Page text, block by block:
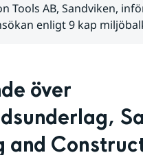
Tools AB, Sandviken,
enligt 9 kap
över
and